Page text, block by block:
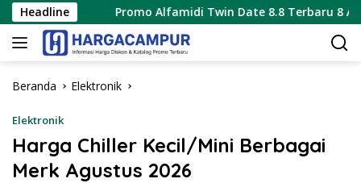
Langsung
ke
konten
HeadlinePromo Alfamidi Twin Date 8.8 Terbaru 8 Agustus
Beranda Elektronik
Elektronik
Harga Chiller Kecil/Mini Berbagai
Merk Agustus 2026